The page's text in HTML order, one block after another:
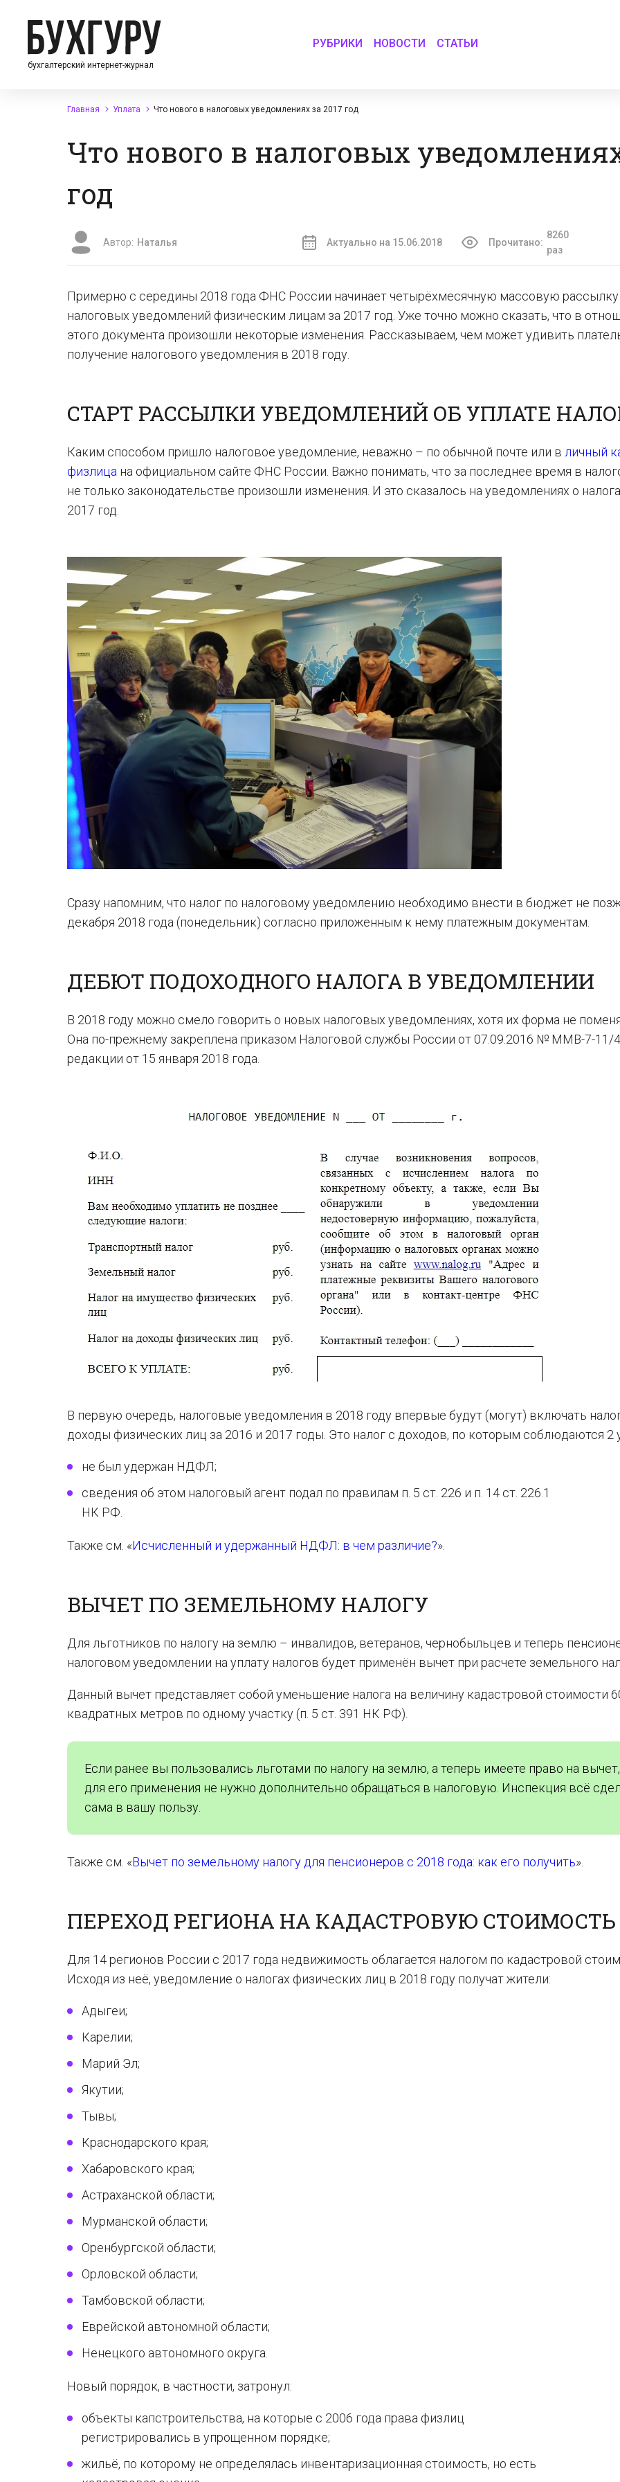
бухгалтерский интернет-журнал
РУБРИКИ НОВОСТИ СТАТЬИ
Главная Уплата Что нового в налоговых уведомлениях за 2017 год
Что нового в налоговых
год
Автор: Наталья Актуально на 15.06.2018 Прочитано:
8260
раз
Примерно с середины 2018 года ФНС России начинает четырёхмесячную массовую рассылку
налоговых уведомлений физическим лицам за 2017 год. Уже точно можно сказать, что в
этого документа произошли некоторые изменения. Рассказываем, чем может удивить
получение налогового уведомления в 2018 году.
СТАРТ РАССЫЛКИ УВЕДОМЛЕНИЙ ОБ УПЛАТЕ
Каким способом пришло налоговое уведомление, неважно – по обычной почте или в личный
физлица на официальном сайте ФНС России. Важно понимать, что за последнее время в
не только законодательстве произошли изменения. И это сказалось на уведомлениях о
2017 год.
Сразу напомним, что налог по налоговому уведомлению необходимо внести в бюджет не
декабря 2018 года (понедельник) согласно приложенным к нему платежным документам.
ДЕБЮТ ПОДОХОДНОГО НАЛОГА В УВЕДОМЛЕНИИ
В 2018 году можно смело говорить о новых налоговых уведомлениях, хотя их форма не
Она по-прежнему закреплена приказом Налоговой службы России от 07.09.2016 № ММВ-7-11/
редакции от 15 января 2018 года.
В первую очередь, налоговые уведомления в 2018 году впервые будут (могут) включать
доходы физических лиц за 2016 и 2017 годы. Это налог с доходов, по которым соблюдаются 2
не был удержан НДФЛ;
сведения об этом налоговый агент подал по правилам п. 5 ст. 226 и п. 14 ст. 226.1
НК РФ.
Также см. «Исчисленный и удержанный НДФЛ: в чем различие?».
ВЫЧЕТ ПО ЗЕМЕЛЬНОМУ НАЛОГУ
Для льготников по налогу на землю – инвалидов, ветеранов, чернобыльцев и теперь
налоговом уведомлении на уплату налогов будет применён вычет при расчете земельного
Данный вычет представляет собой уменьшение налога на величину кадастровой стоимости
квадратных метров по одному участку (п. 5 ст. 391 НК РФ).
Если ранее вы пользовались льготами по налогу на землю, а теперь имеете право на
для его применения не нужно дополнительно обращаться в налоговую. Инспекция всё
сама в вашу пользу.
Также см. «Вычет по земельному налогу для пенсионеров с 2018 года: как его получить».
ПЕРЕХОД РЕГИОНА НА КАДАСТРОВУЮ СТОИМОСТЬ
Для 14 регионов России с 2017 года недвижимость облагается налогом по кадастровой
Исходя из неё, уведомление о налогах физических лиц в 2018 году получат жители:
Адыгеи;
Карелии;
Марий Эл;
Якутии;
Тывы;
Краснодарского края;
Хабаровского края;
Астраханской области;
Мурманской области;
Оренбургской области;
Орловской области;
Тамбовской области;
Еврейской автономной области;
Ненецкого автономного округа.
Новый порядок, в частности, затронул:
объекты капстроительства, на которые с 2006 года права физлиц
регистрировались в упрощенном порядке;
жильё, по которому не определялась инвентаризационная стоимость, но есть